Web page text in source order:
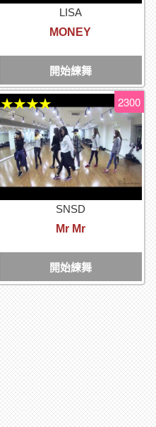
LISA
MONEY
開始練舞
SNSD
Mr Mr
開始練舞
2300
★★★★